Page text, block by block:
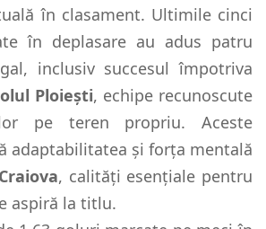
în clasament. Ultimile cinci
în deplasare au adus patru
inclusiv succesul împotriva
Ploiești, echipe recunoscute
pe teren propriu. Aceste
adaptabilitatea și forța mentală
, calități esențiale pentru
aspiră la titlu.